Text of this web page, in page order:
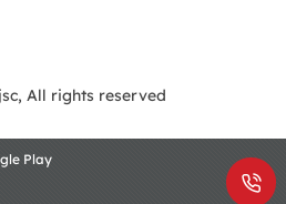
All rights reserved
Play